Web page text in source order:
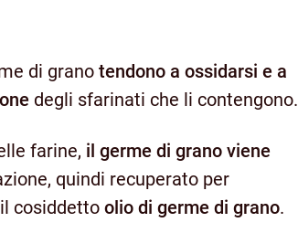
di grano tendono a ossidarsi e a
degli sfarinati che li contengono.
farine, il germe di grano viene
quindi recuperato per
cosiddetto olio di germe di grano.